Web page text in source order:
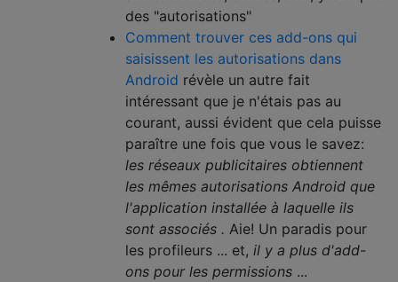
des "autorisations"
Comment trouver ces add-ons qui
saisissent les autorisations dans
Android révèle un autre fait
intéressant que je n'étais pas au
courant, aussi évident que cela puisse
paraître une fois que vous le savez:
les réseaux publicitaires obtiennent
les mêmes autorisations Android que
l'application installée à laquelle ils
sont associés . Aie! Un paradis pour
les profileurs ... et, il y a plus d'add-
ons pour les permissions ...